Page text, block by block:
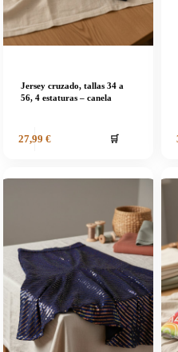
Jersey cruzado, tallas 34 a
56, 4 estaturas – canela
27,99 € 🛒